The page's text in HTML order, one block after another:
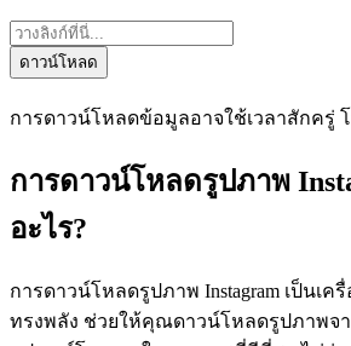
ดาวน์โหลด
การดาวน์โหลดข้อมูลอาจใช้เวลาสักครู่
การดาวน์โหลดรูปภาพ
อะไร?
การดาวน์โหลดรูปภาพ Instagram เป็นเค
ทรงพลัง ช่วยให้คุณดาวน์โหลดรูปภาพจาก